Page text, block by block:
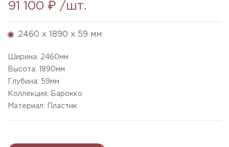
91 100 ₽ /шт.
2460 x 1890 x 59 мм
Ширина: 2460мм
Высота:
1890мм
Глубина: 59мм
Коллекция: Барокко
Материал: Пластик